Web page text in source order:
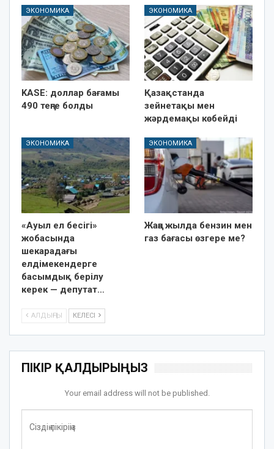
ЭКОНОМИКА
KASE: доллар бағамы
490 теңге болды
ЭКОНОМИКА
Қазақстанда
зейнетақы мен
жәрдемақы көбейді
ЭКОНОМИКА
«Ауыл ел бесігі»
жобасында
шекарадағы
елдімекендерге
басымдық берілу
керек — депутат…
ЭКОНОМИКА
Жаңа жылда бензин мен
газ бағасы өзгере ме?
АЛДЫҢҒЫ КЕЛЕСІ
ПІКІР ҚАЛДЫРЫҢЫЗ
Your email address will not be published.